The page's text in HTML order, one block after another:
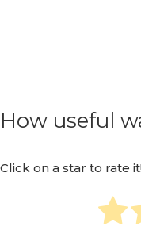
How useful
Click on a star to rate